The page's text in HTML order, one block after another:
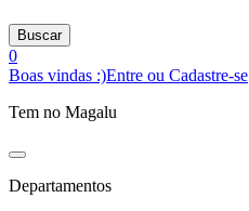
Buscar
0
Boas vindas :)Entre ou Cadastre-se
Tem no Magalu
Departamentos